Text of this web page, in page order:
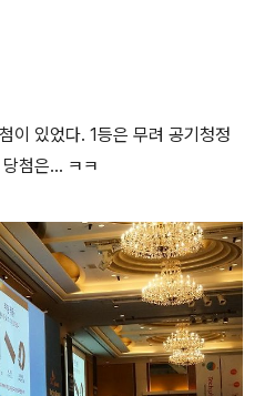
이 있었다. 1등은 무려 공기청정
첨은... ㅋㅋ